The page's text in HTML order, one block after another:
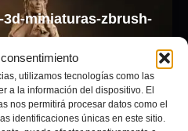
utilizamos tecnologías como las
a la información del dispositivo. El
nos permitirá procesar datos como el
identificaciones únicas en este sitio.
miniaturas-zbrush-
Blender para Modelado 3Dde
MMS para cada parte del